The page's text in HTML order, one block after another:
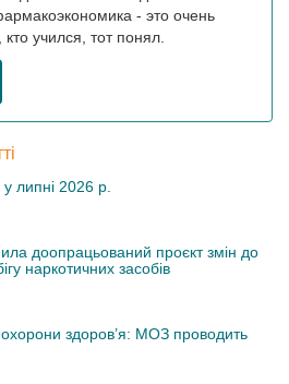
- это очень
учился, тот понял.
у липні 2026 р.
доопрацьований проєкт змін до
наркотичних засобів
охорони здоров’я: МОЗ проводить